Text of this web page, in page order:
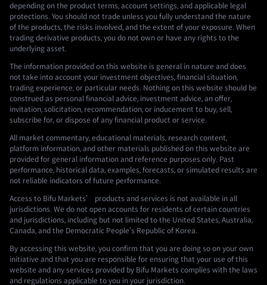
depending on the product terms, account settings, and applicable legal
protections. You should not trade unless you fully understand the nature
of the products, the risks involved, and the extent of your exposure. When
trading derivative products, you do not own or have any rights to the
underlying asset.
The information provided on this website is general in nature and does
not take into account your investment objectives, financial situation,
trading experience, or particular needs. Nothing on this website should be
construed as personal financial advice, investment advice, an offer,
invitation, solicitation, recommendation, or inducement to buy, sell,
subscribe for, or dispose of any financial product or service.
All market commentary, educational materials, research content,
platform information, and other materials published on this website are
provided for general information and reference purposes only. Past
performance, historical data, examples, forecasts, or simulated results are
not reliable indicators of future performance.
Access to Bifu Markets’ products and services is not available in all
jurisdictions. We do not open accounts for residents of certain countries
and jurisdictions, including but not limited to the United States, Australia,
Canada, and the Democratic People's Republic of Korea.
By accessing this website, you confirm that you are doing so on your own
initiative and that you are responsible for ensuring that your use of this
website and any services provided by Bifu Markets complies with the laws
and regulations applicable to you in your jurisdiction.